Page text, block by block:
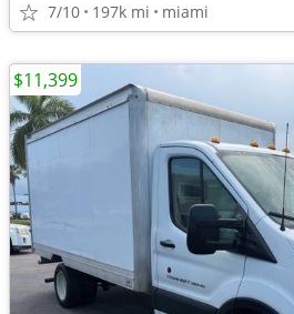
7/10 197k mi miami
$11,399